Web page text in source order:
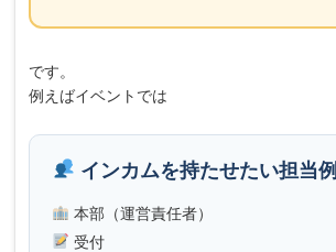
です。
例えばイベントでは
インカムを持たせたい担当例
本部（運営責任者）
受付